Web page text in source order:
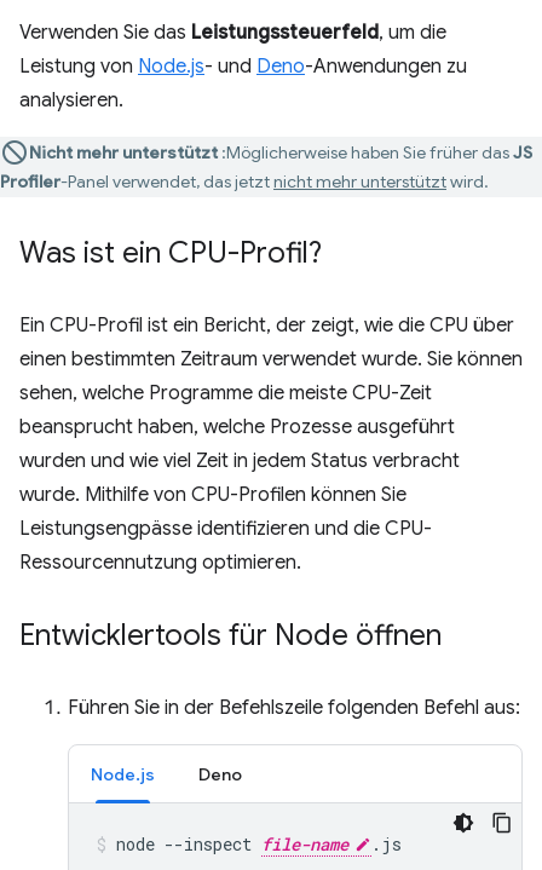
Verwenden Sie das Leistungssteuerfeld, um die
Leistung von Node.js- und Deno-Anwendungen zu
analysieren.
Nicht mehr unterstützt :Möglicherweise haben Sie früher dasJS
Profiler-Panel verwendet, das jetztnicht mehr unterstütztwird.
Was ist ein CPU-Profil?
Ein CPU-Profil ist ein Bericht, der zeigt, wie die CPU über
einen bestimmten Zeitraum verwendet wurde. Sie können
sehen, welche Programme die meiste CPU-Zeit
beansprucht haben, welche Prozesse ausgeführt
wurden und wie viel Zeit in jedem Status verbracht
wurde. Mithilfe von CPU-Profilen können Sie
Leistungsengpässe identifizieren und die CPU-
Ressourcennutzung optimieren.
Entwicklertools für Node öffnen
Führen Sie in der Befehlszeile folgenden Befehl aus:
Node.js Deno
node --inspect file-name .js